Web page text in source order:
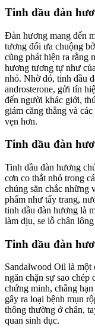
Tinh dầu đàn
Đàn hương mang đến
tương đối ưa chuộng
cũng phát hiện ra rằng
hương tương tự như
nhỏ. Nhờ đó, tinh dầu
androsterone, gửi tín
đến người khác giới,
giảm căng thẳng và
vẹn hơn.
Tinh dầu đàn
Tinh dầu đàn hương
cơn co thắt nhỏ trong
chúng săn chắc những
phẩm như tẩy trang,
tinh dầu đàn hương là
làm dịu, se lỗ chân
Tinh dầu đàn
Sandalwood Oil là
ngăn chặn sự sao
chứng minh, chẳng
gây ra loại bệnh mụn
thông thường ở chân,
quan sinh dục.